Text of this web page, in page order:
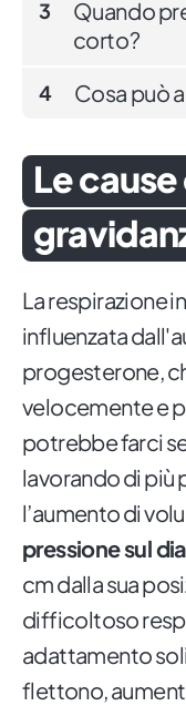
3
Quando
corto?
4 Cosa può
Le
La respirazione
influenzata
progesterone,
velocemente e
potrebbe farci
lavorando di più
l’aumento di
pressione sul
cm dalla sua
difficoltoso
adattamento
flettono,